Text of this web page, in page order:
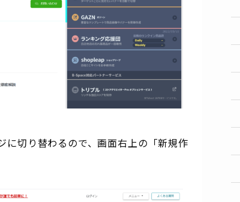
に切り替わるので、画面右上の「新規作